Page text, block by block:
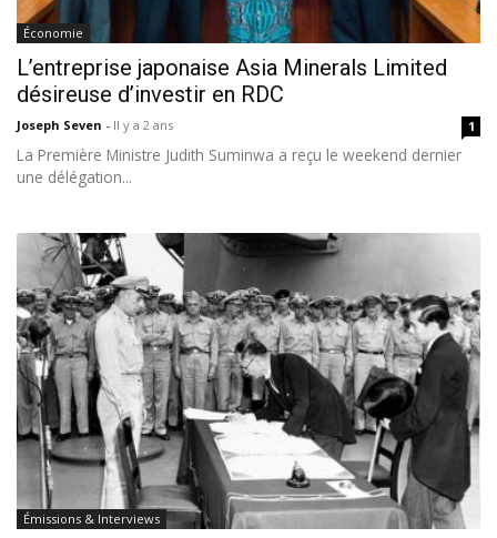
Économie
L’entreprise japonaise Asia Minerals Limited
désireuse d’investir en RDC
Joseph Seven - Il y a 2 ans 1
La Première Ministre Judith Suminwa a reçu le weekend dernier
une délégation...
Émissions & Interviews